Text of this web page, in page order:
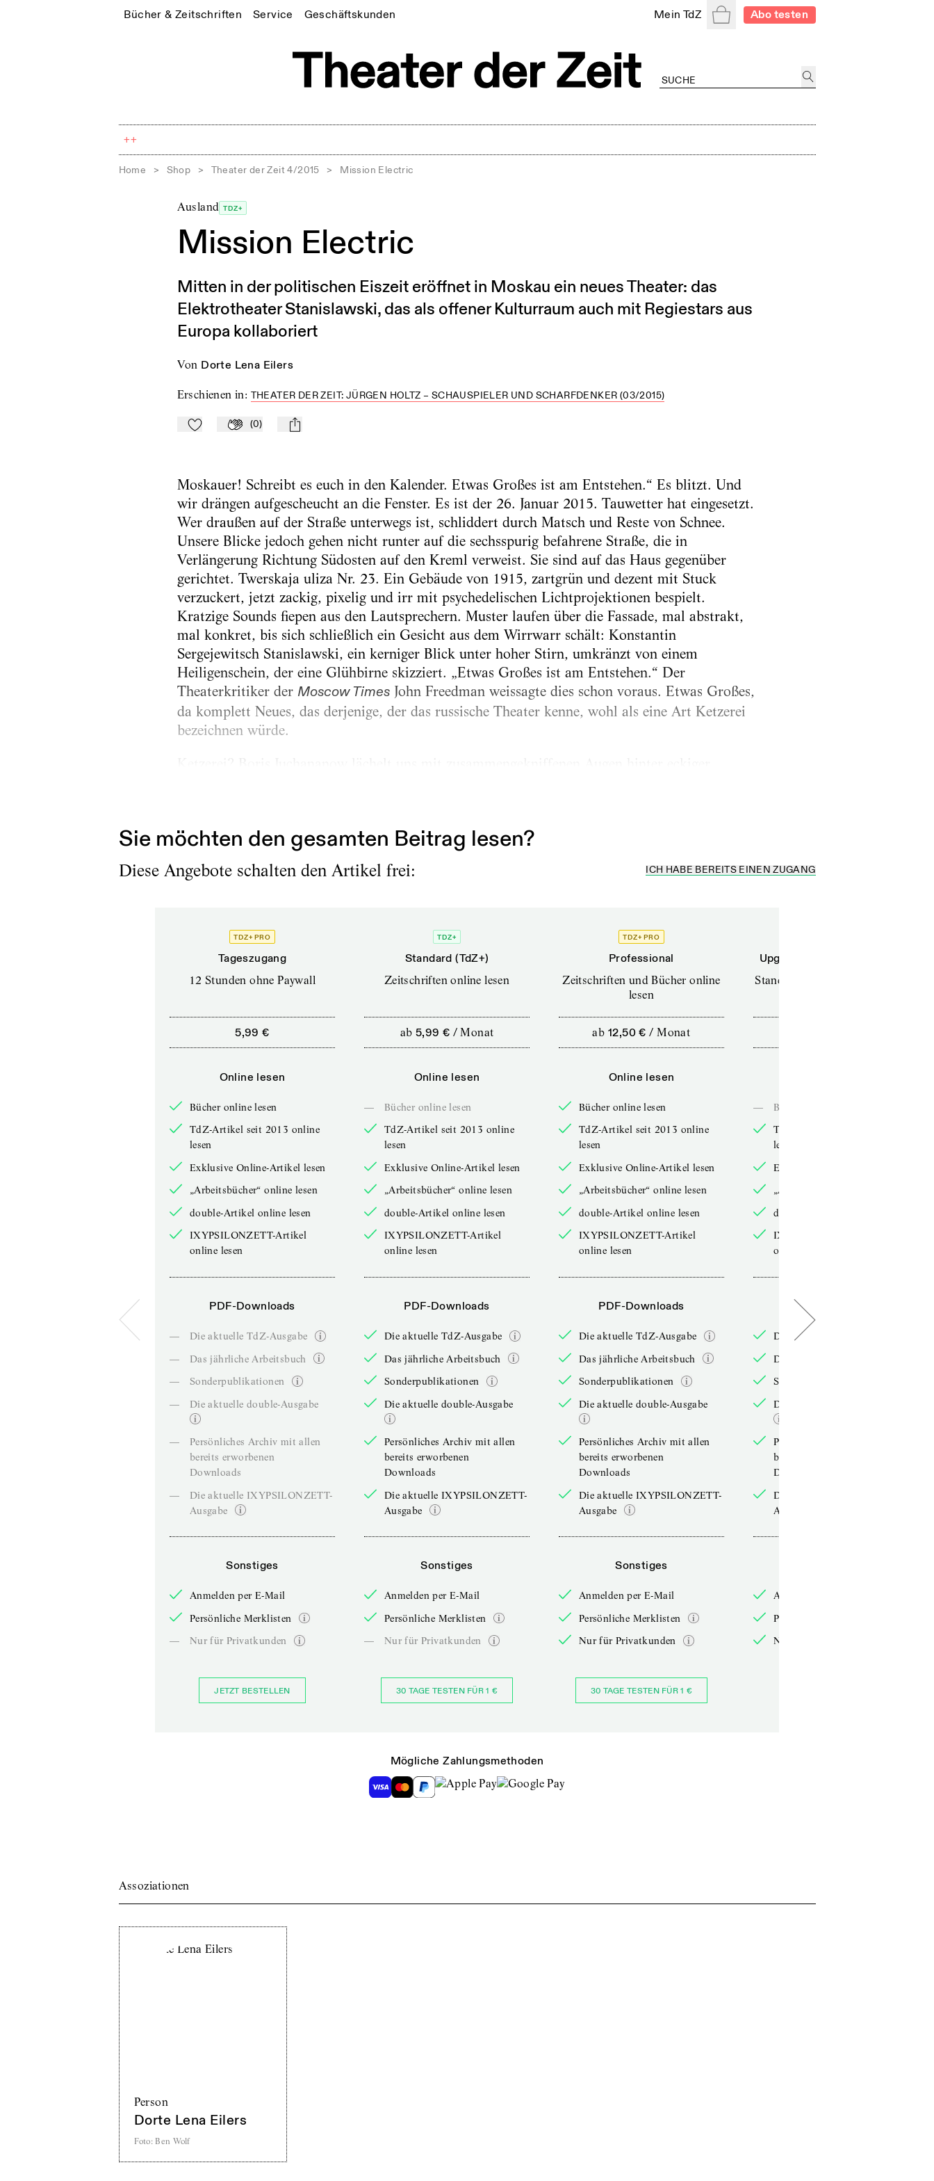
Bücher & Zeitschriften Service Geschäftskunden Mein TdZ WarenkorbAbo testen
++
Home > Shop > Theater der Zeit 4/2015 > Mission Electric
Ausland TDZ+
Mission Electric
Mitten in der politischen Eiszeit eröffnet in Moskau ein neues Theater: das
Elektrotheater Stanislawski, das als offener Kulturraum auch mit Regiestars aus
Europa kollaboriert
von Dorte Lena Eilers
Erschienen in: THEATER DER ZEIT: JÜRGEN HOLTZ – SCHAUSPIELER UND SCHARFDENKER (03/2015)
Zu Mein-TdZ hinzufügen
Applaudieren
(0) mail
Moskauer! Schreibt es euch in den Kalender. Etwas Großes ist am Entstehen.“ Es blitzt. Und
wir drängen aufgescheucht an die Fenster. Es ist der 26. Januar 2015. Tauwetter hat eingesetzt.
Wer draußen auf der Straße unterwegs ist, schliddert durch Matsch und Reste von Schnee.
Unsere Blicke jedoch gehen nicht runter auf die sechsspurig befahrene Straße, die in
Verlängerung Richtung Südosten auf den Kreml verweist. Sie sind auf das Haus gegenüber
gerichtet. Twerskaja uliza Nr. 23. Ein Gebäude von 1915, zartgrün und dezent mit Stuck
verzuckert, jetzt zackig, pixelig und irr mit psychedelischen Lichtprojektionen bespielt.
Kratzige Sounds fiepen aus den Lautsprechern. Muster laufen über die Fassade, mal abstrakt,
mal konkret, bis sich schließlich ein Gesicht aus dem Wirrwarr schält: Konstantin
Sergejewitsch Stanislawski, ein kerniger Blick unter hoher Stirn, umkränzt von einem
Heiligenschein, der eine Glühbirne skizziert. „Etwas Großes ist am Entstehen.“ Der
Theaterkritiker der Moscow TimesJohn Freedman weissagte dies schon voraus. Etwas Großes,
da komplett Neues, das derjenige, der das russische Theater kenne, wohl als eine Art Ketzerei
bezeichnen würde.
Sie möchten den gesamten Beitrag lesen?
Diese Angebote schalten den Artikel frei: ICH HABE BEREITS EINEN ZUGANG
TDZ+ PRO
Tageszugang
12 Stunden ohne Paywall
5,99 €
Online lesen
Bücher online lesen
TdZ-Artikel seit 2013 online
lesen
Exklusive Online-Artikel lesen
„Arbeitsbücher“ online lesen
double-Artikel online lesen
IXYPSILONZETT-Artikel
online lesen
PDF-Downloads
—
Die aktuelle TdZ-Ausgabe
—
Das jährliche Arbeitsbuch
—
Sonderpublikationen
—
Die aktuelle double-Ausgabe
—
Persönliches Archiv mit allen
bereits erworbenen
Downloads
—
Die aktuelle IXYPSILONZETT-
Ausgabe
Sonstiges
Anmelden per E-Mail
Persönliche Merklisten
—
Nur für Privatkunden
JETZT BESTELLEN
TDZ+
Standard (TdZ+)
Zeitschriften online lesen
ab 5,99 € /Monat
Online lesen
—
Bücher online lesen
TdZ-Artikel seit 2013 online
lesen
Exklusive Online-Artikel lesen
„Arbeitsbücher“ online lesen
double-Artikel online lesen
IXYPSILONZETT-Artikel
online lesen
PDF-Downloads
Die aktuelle TdZ-Ausgabe
Das jährliche Arbeitsbuch
Sonderpublikationen
Die aktuelle double-Ausgabe
Persönliches Archiv mit allen
bereits erworbenen
Downloads
Die aktuelle IXYPSILONZETT-
Ausgabe
Sonstiges
Anmelden per E-Mail
Persönliche Merklisten
—
Nur für Privatkunden
30 TAGE TESTEN FÜR 1 €
TDZ+ PRO
Professional
Zeitschriften und Bücher online
lesen
ab 12,50 € /Monat
Online lesen
Bücher online lesen
TdZ-Artikel seit 2013 online
lesen
Exklusive Online-Artikel lesen
„Arbeitsbücher“ online lesen
double-Artikel online lesen
IXYPSILONZETT-Artikel
online lesen
PDF-Downloads
Die aktuelle TdZ-Ausgabe
Das jährliche Arbeitsbuch
Sonderpublikationen
Die aktuelle double-Ausgabe
Persönliches Archiv mit allen
bereits erworbenen
Downloads
Die aktuelle IXYPSILONZETT-
Ausgabe
Sonstiges
Anmelden per E-Mail
Persönliche Merklisten
Nur für Privatkunden
30 TAGE TESTEN FÜR 1 €
Upgrade für Printabonnenten
Standard (TdZ+) – Zeitschriften
—
Bücher online lesen
TdZ-Artikel seit 2013 online
lesen
Exklusive Online-Artikel lesen
„Arbeitsbücher“ online lesen
double-Artikel online lesen
IXYPSILONZETT-Artikel
online lesen
PDF-Downloads
Die aktuelle TdZ-Ausgabe
Das jährliche Arbeitsbuch
Sonderpublikationen
Die aktuelle double-Ausgabe
Persönliches Archiv mit allen
bereits erworbenen
Downloads
Die aktuelle IXYPSILONZETT-
Ausgabe
Anmelden per E-Mail
Persönliche Merklisten
Nur für Privatkunden
Mögliche Zahlungsmethoden
Assoziationen
Person
Dorte Lena Eilers
Foto: Ben Wolf